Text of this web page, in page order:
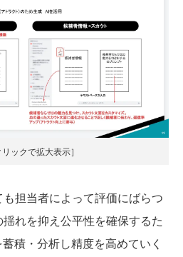
リックで拡大表示］
担当者によって評価にばらつ
れを抑え公平性を確保するた
積・分析し精度を高めていく